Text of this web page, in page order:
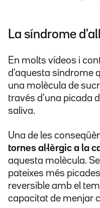
La síndrome
En molts vídeos i
d'aquesta síndrome
una molècula de
través d'una picada
saliva.
Una de les
tornes al·lèrgic a la
aquesta molècula.
pateixes més
reversible amb el
capacitat de menjar